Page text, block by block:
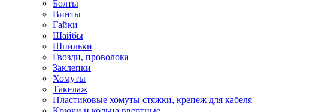
Болты
Винты
Гайки
Шайбы
Шпильки
Гвозди, проволока
Заклепки
Хомуты
Такелаж
Пластиковые хомуты стяжки, крепеж для кабеля